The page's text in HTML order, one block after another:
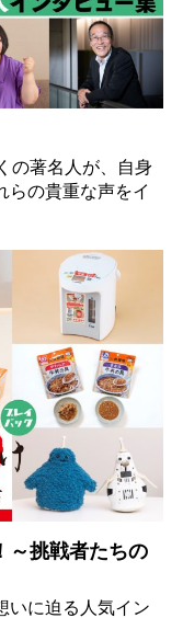
の著名人が、自身
らの貴重な声をイ
～挑戦者たちの
いに迫る人気イン